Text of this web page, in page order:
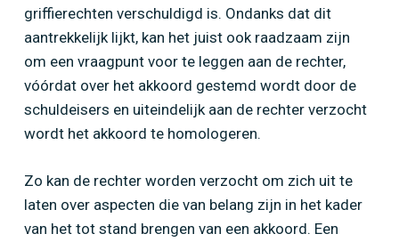
griffierechten verschuldigd is. Ondanks dat dit
aantrekkelijk lijkt, kan het juist ook raadzaam zijn
om een vraagpunt voor te leggen aan de rechter,
vóórdat over het akkoord gestemd wordt door de
schuldeisers en uiteindelijk aan de rechter verzocht
wordt het akkoord te homologeren.
Zo kan de rechter worden verzocht om zich uit te
laten over aspecten die van belang zijn in het kader
van het tot stand brengen van een akkoord. Een